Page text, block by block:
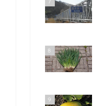
8
9